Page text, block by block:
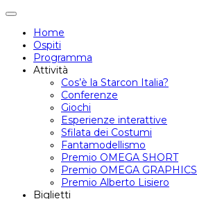
Attiva/disattiva
navigazione
Home
Ospiti
Programma
Attività
Cos’è la Starcon Italia?
Conferenze
Giochi
Esperienze interattive
Sfilata dei Costumi
Fantamodellismo
Premio OMEGA SHORT
Premio OMEGA GRAPHICS
Premio Alberto Lisiero
Biglietti